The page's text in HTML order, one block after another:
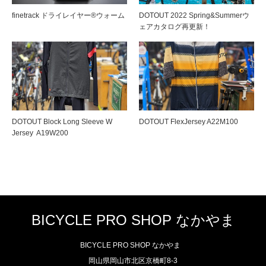
finetrack ドライレイヤー®ウォーム
DOTOUT 2022 Spring&Summerウ
ェアカタログ再更新！
DOTOUT Block Long Sleeve W
Jersey A19W200
DOTOUT FlexJersey A22M100
BICYCLE PRO SHOP なかやま
BICYCLE PRO SHOP なかやま
岡山県岡山市北区京橋町8-3